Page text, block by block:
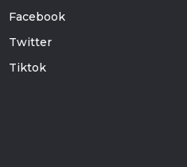
Facebook
Twitter
Tiktok